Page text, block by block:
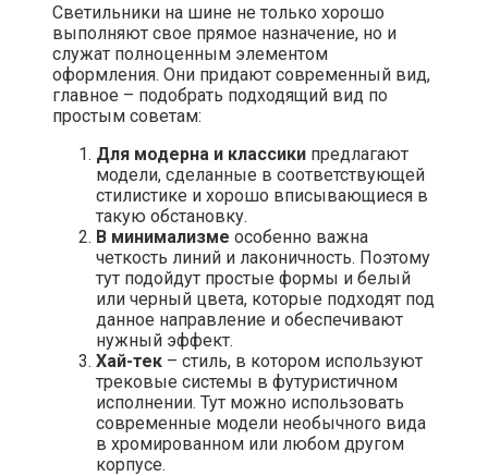
Светильники на шине не только хорошо
выполняют свое прямое назначение, но и
служат полноценным элементом
оформления. Они придают современный вид,
главное – подобрать подходящий вид по
простым советам:
Для модерна и классики предлагают
модели, сделанные в соответствующей
стилистике и хорошо вписывающиеся в
такую обстановку.
В минимализме особенно важна
четкость линий и лаконичность. Поэтому
тут подойдут простые формы и белый
или черный цвета, которые подходят под
данное направление и обеспечивают
нужный эффект.
Хай-тек – стиль, в котором используют
трековые системы в футуристичном
исполнении. Тут можно использовать
современные модели необычного вида
в хромированном или любом другом
корпусе.